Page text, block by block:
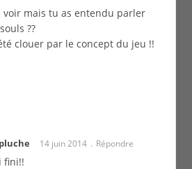
voir mais tu as entendu parler
??
clouer par le concept du jeu !!
14 juin 2014 Répondre
fini!!